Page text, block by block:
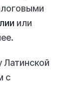
или
с